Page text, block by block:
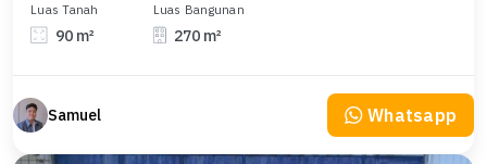
Luas Tanah
90 m²
Luas Bangunan
270 m²
Samuel Whatsapp